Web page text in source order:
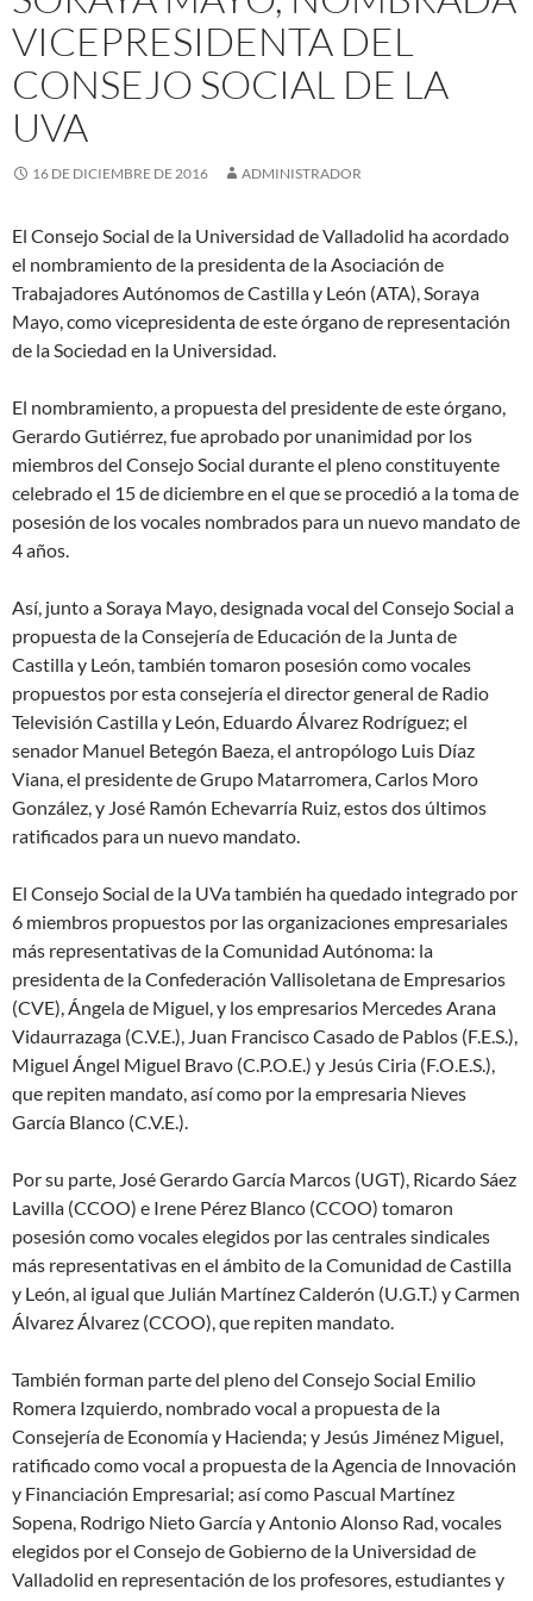
VICEPRESIDENTA DEL
CONSEJO SOCIAL DE LA
UVA
16 DE DICIEMBRE DE 2016 ADMINISTRADOR
El Consejo Social de la Universidad de Valladolid ha acordado
el nombramiento de la presidenta de la Asociación de
Trabajadores Autónomos de Castilla y León (ATA), Soraya
Mayo, como vicepresidenta de este órgano de representación
de la Sociedad en la Universidad.
El nombramiento, a propuesta del presidente de este órgano,
Gerardo Gutiérrez, fue aprobado por unanimidad por los
miembros del Consejo Social durante el pleno constituyente
celebrado el 15 de diciembre en el que se procedió a la toma de
posesión de los vocales nombrados para un nuevo mandato de
4 años.
Así, junto a Soraya Mayo, designada vocal del Consejo Social a
propuesta de la Consejería de Educación de la Junta de
Castilla y León, también tomaron posesión como vocales
propuestos por esta consejería el director general de Radio
Televisión Castilla y León, Eduardo Álvarez Rodríguez; el
senador Manuel Betegón Baeza, el antropólogo Luis Díaz
Viana, el presidente de Grupo Matarromera, Carlos Moro
González, y José Ramón Echevarría Ruiz, estos dos últimos
ratificados para un nuevo mandato.
El Consejo Social de la UVa también ha quedado integrado por
6 miembros propuestos por las organizaciones empresariales
más representativas de la Comunidad Autónoma: la
presidenta de la Confederación Vallisoletana de Empresarios
(CVE), Ángela de Miguel, y los empresarios Mercedes Arana
Vidaurrazaga (C.V.E.), Juan Francisco Casado de Pablos (F.E.S.),
Miguel Ángel Miguel Bravo (C.P.O.E.) y Jesús Ciria (F.O.E.S.),
que repiten mandato, así como por la empresaria Nieves
García Blanco (C.V.E.).
Por su parte, José Gerardo García Marcos (UGT), Ricardo Sáez
Lavilla (CCOO) e Irene Pérez Blanco (CCOO) tomaron
posesión como vocales elegidos por las centrales sindicales
más representativas en el ámbito de la Comunidad de Castilla
y León, al igual que Julián Martínez Calderón (U.G.T.) y Carmen
Álvarez Álvarez (CCOO), que repiten mandato.
También forman parte del pleno del Consejo Social Emilio
Romera Izquierdo, nombrado vocal a propuesta de la
Consejería de Economía y Hacienda; y Jesús Jiménez Miguel,
ratificado como vocal a propuesta de la Agencia de Innovación
y Financiación Empresarial; así como Pascual Martínez
Sopena, Rodrigo Nieto García y Antonio Alonso Rad, vocales
elegidos por el Consejo de Gobierno de la Universidad de
Valladolid en representación de los profesores, estudiantes y